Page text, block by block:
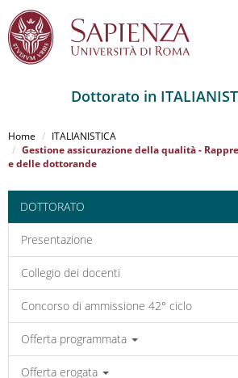
al
contenuto
principale
Dottorato in
Home
ITALIANISTICA
Gestione assicurazione della qualità -
e delle dottorande
DOTTORATO
Presentazione
Collegio dei docenti
Concorso di ammissione 42° ciclo
Offerta programmata
Offerta erogata